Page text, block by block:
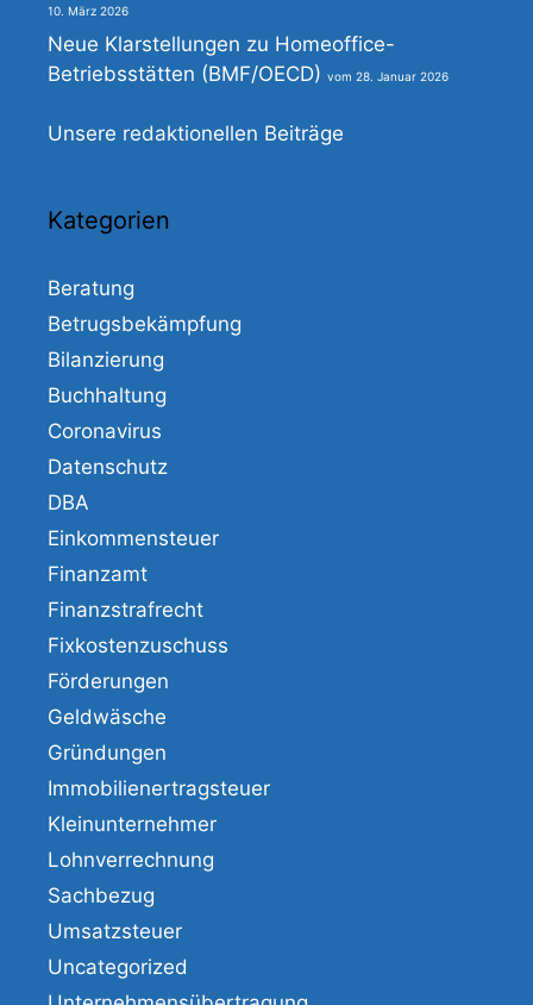
10. März 2026
Neue Klarstellungen zu Homeoffice-
Betriebsstätten (BMF/OECD)
28. Januar 2026
Unsere redaktionellen Beiträge
Kategorien
Beratung
Betrugsbekämpfung
Bilanzierung
Buchhaltung
Coronavirus
Datenschutz
DBA
Einkommensteuer
Finanzamt
Finanzstrafrecht
Fixkostenzuschuss
Förderungen
Geldwäsche
Gründungen
Immobilienertragsteuer
Kleinunternehmer
Lohnverrechnung
Sachbezug
Umsatzsteuer
Uncategorized